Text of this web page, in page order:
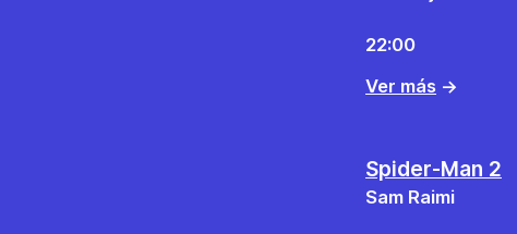
22:00
Ver más →
Spider-Man 2
Sam Raimi